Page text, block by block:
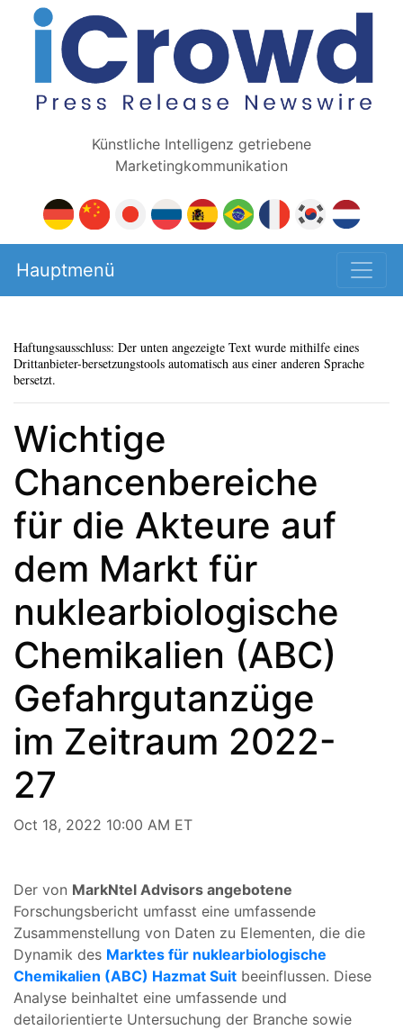
Künstliche Intelligenz getriebene
Marketingkommunikation
Hauptmenü
Haftungsausschluss: Der unten angezeigte Text wurde mithilfe eines
Drittanbieter-bersetzungstools automatisch aus einer anderen Sprache
bersetzt.
Wichtige
Chancenbereiche
für die Akteure auf
dem Markt für
nuklearbiologische
Chemikalien (ABC)
Gefahrgutanzüge
im Zeitraum 2022-
27
Oct 18, 2022 10:00 AM ET
Der von MarkNtel Advisors angebotene
Forschungsbericht umfasst eine umfassende
Zusammenstellung von Daten zu Elementen, die die
Dynamik des Marktes für nuklearbiologische
Chemikalien (ABC) Hazmat Suit beeinflussen. Diese
Analyse beinhaltet eine umfassende und
detailorientierte Untersuchung der Branche sowie